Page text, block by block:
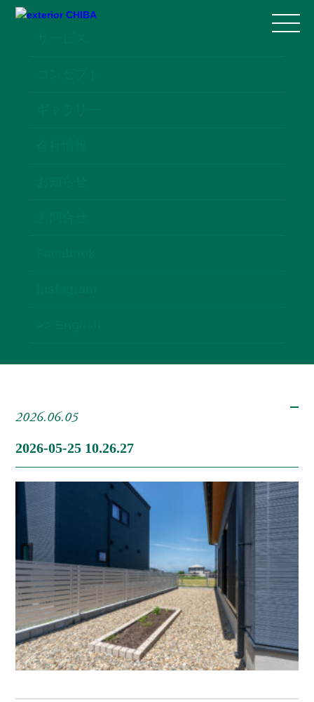
2026.06.05
2026-05-25 10.26.27